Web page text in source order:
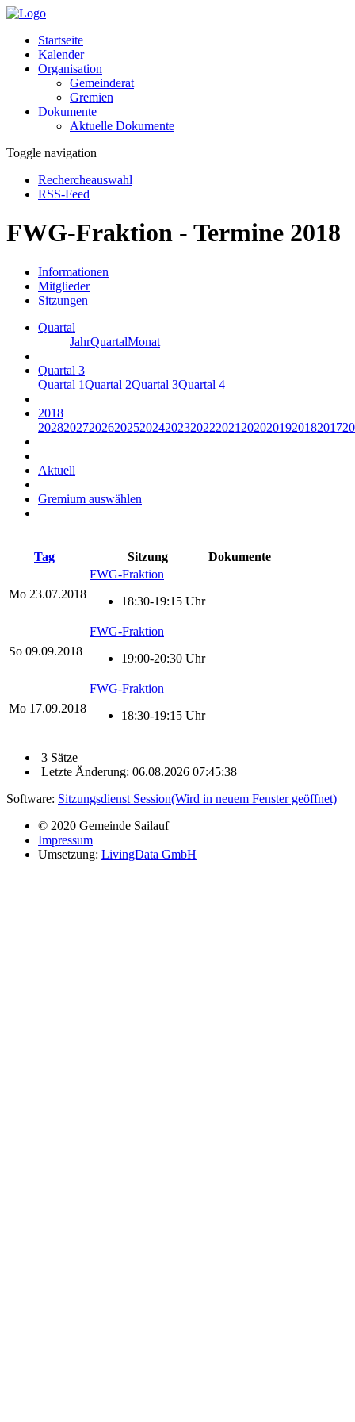
Startseite
Kalender
Organisation
Gemeinderat
Gremien
Dokumente
Aktuelle Dokumente
Toggle navigation
Rechercheauswahl
RSS-Feed
FWG-Fraktion - Termine 2018
Informationen
Mitglieder
Sitzungen
Quartal
JahrQuartalMonat
Quartal 3
Quartal 1Quartal 2Quartal 3Quartal 4
2018
20282027202620252024202320222021 2020201920182017
Aktuell
Gremium auswählen
Tag Sitzung Dokumente
Mo 23.07.2018
FWG-Fraktion
18:30-19:15 Uhr
So 09.09.2018
FWG-Fraktion
19:00-20:30 Uhr
Mo 17.09.2018
FWG-Fraktion
18:30-19:15 Uhr
3 Sätze
Letzte Änderung: 06.08.2026 07:45:38
Software: Sitzungsdienst Session(Wird in neuem Fenster geöffnet)
© 2020 Gemeinde Sailauf
Impressum
Umsetzung: LivingData GmbH